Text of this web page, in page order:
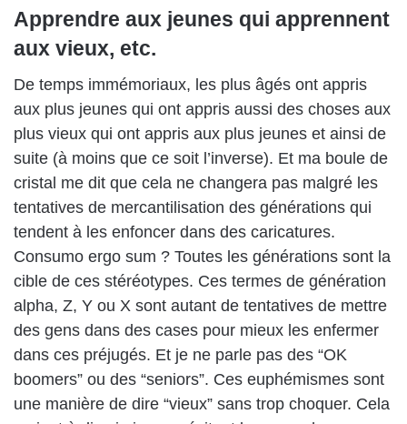
Apprendre aux jeunes qui apprennent
aux vieux, etc.
De temps immémoriaux, les plus âgés ont appris
aux plus jeunes qui ont appris aussi des choses aux
plus vieux qui ont appris aux plus jeunes et ainsi de
suite (à moins que ce soit l’inverse). Et ma boule de
cristal me dit que cela ne changera pas malgré les
tentatives de mercantilisation des générations qui
tendent à les enfoncer dans des caricatures.
Consumo ergo sum ? Toutes les générations sont la
cible de ces stéréotypes. Ces termes de génération
alpha, Z, Y ou X sont autant de tentatives de mettre
des gens dans des cases pour mieux les enfermer
dans ces préjugés. Et je ne parle pas des “OK
boomers” ou des “seniors”. Ces euphémismes sont
une manière de dire “vieux” sans trop choquer. Cela